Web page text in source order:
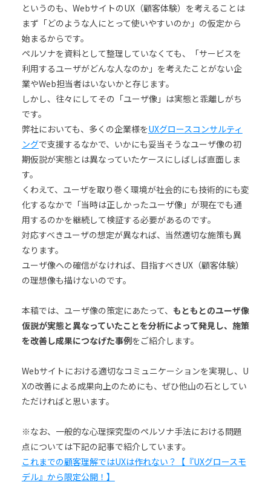
というのも、WebサイトのUX（顧客体験）を考えることは
まず「どのような人にとって使いやすいのか」の仮定から
始まるからです。
ペルソナを資料として整理していなくても、「サービスを
利用するユーザがどんな人なのか」を考えたことがない企
業やWeb担当者はいないかと存じます。
しかし、往々にしてその「ユーザ像」は実態と乖離しがち
です。
弊社においても、多くの企業様をUXグロースコンサルティ
ングで支援するなかで、いかにも妥当そうなユーザ像の初
期仮説が実態とは異なっていたケースにしばしば直面しま
す。
くわえて、ユーザを取り巻く環境が社会的にも技術的にも変
化するなかで「当時は正しかったユーザ像」が現在でも通
用するのかを継続して検証する必要があるのです。
対応すべきユーザの想定が異なれば、当然適切な施策も異
なります。
ユーザ像への確信がなければ、目指すべきUX（顧客体験）
の理想像も描けないのです。
本稿では、ユーザ像の策定にあたって、 もともとのユーザ像
仮説が実態と異なっていたことを分析によって発見し、施策
を改善し成果につなげた事例をご紹介します。
Webサイトにおける適切なコミュニケーションを実現し、U
Xの改善による成果向上のためにも、ぜひ他山の石としてい
ただければと思います。
※なお、一般的な心理探究型のペルソナ手法における問題
点については下記の記事で紹介しています。
これまでの顧客理解ではUXは作れない？【『UXグロースモ
デル』から限定公開！】